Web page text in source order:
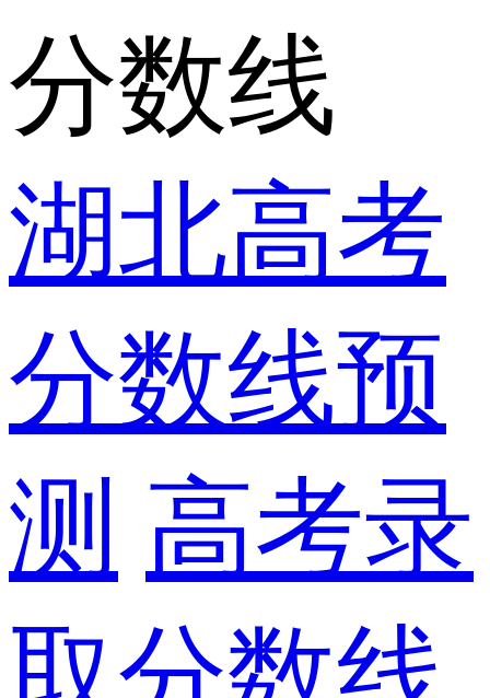
分数线
湖北高考
分数线预
测 高考录